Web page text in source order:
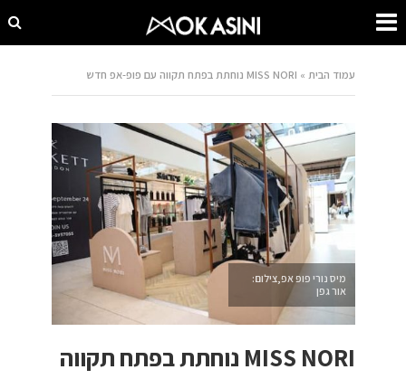
עמוד הבית » MISS NORI נוחתת בפתח תקווה עם פופ-אפ חדש
מיס נורי פופ אפ,צילום:
אור גפן
MISS NORI נוחתת בפתח תקווה